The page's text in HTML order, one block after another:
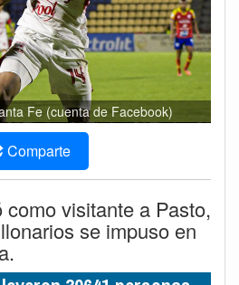
Fe (cuenta de Facebook)
Comparte
como visitante a Pasto,
se impuso en